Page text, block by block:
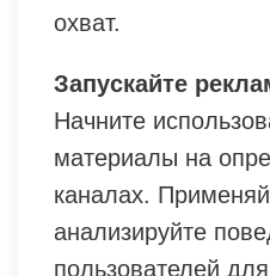
охват.
Запускайте
Начните
материалы на
каналах.
анализируйте
пользователей